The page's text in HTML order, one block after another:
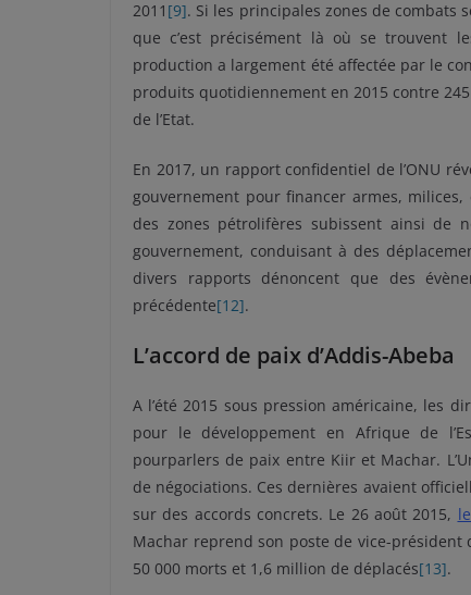
2011 [9]. Si les principales zones de combats
que c’est précisément là où se trouvent
production a largement été affectée par le
produits quotidiennement en 2015 contre 245
de l’Etat.
En 2017, un rapport confidentiel de l’ONU
gouvernement pour financer armes,
des zones pétrolifères subissent ainsi de
gouvernement, conduisant à des
divers rapports dénoncent que des
précédente[12].
L’accord de paix d’Addis-Abeba
A l’été 2015 sous pression américaine, les
pour le développement en Afrique de
pourparlers de paix entre Kiir et Machar.
de négociations. Ces dernières avaient
sur des accords concrets. Le 26 août 2015,
Machar reprend son poste de vice-
50 000 morts et 1,6 million de déplacés[13].